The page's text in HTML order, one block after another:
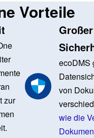
Vorteile
zur
ecoDMS
von
wie die